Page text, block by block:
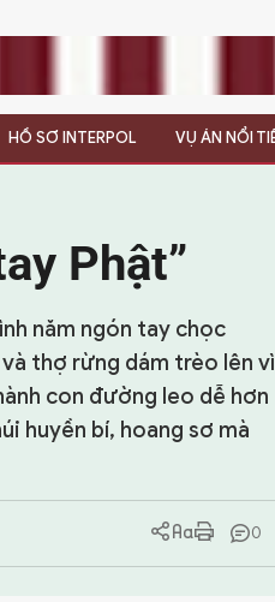
HỒ SƠ INTERPOL VỤ ÁN NỔI
Phật”
năm ngón tay chọc
thợ rừng dám trèo lên vì
con đường leo dễ hơn
huyền bí, hoang sơ mà
0